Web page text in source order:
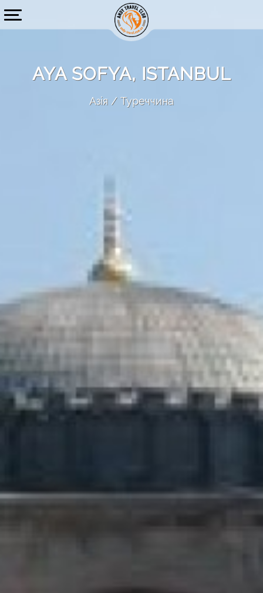
AYA SOFYA, ISTANBUL
Азія Туреччина